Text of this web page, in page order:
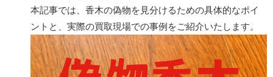
本記事では、香木の偽物を見分けるための具体的なポイ
ントと、実際の買取現場での事例をご紹介いたします。